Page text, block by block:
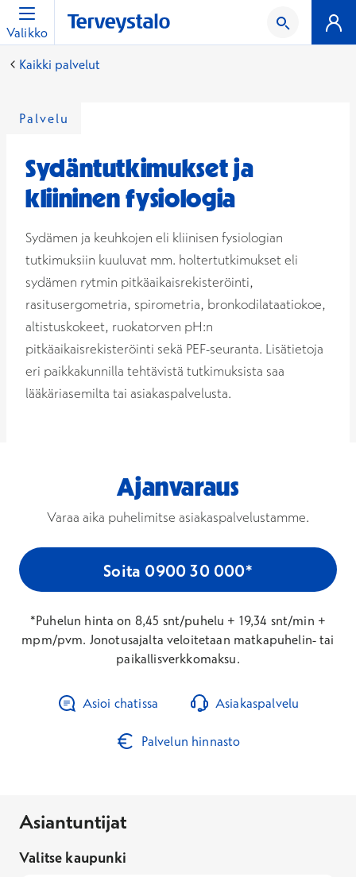
Valikko
Kaikki palvelut
Palvelu
Sydäntutkimukset ja
kliininen fysiologia
Sydämen ja keuhkojen eli kliinisen fysiologian
tutkimuksiin kuuluvat mm. holtertutkimukset eli
sydämen rytmin pitkäaikaisrekisteröinti,
rasitusergometria, spirometria, bronkodilataatiokoe,
altistuskokeet, ruokatorven pH:n
pitkäaikaisrekisteröinti sekä PEF-seuranta. Lisätietoja
eri paikkakunnilla tehtävistä tutkimuksista saa
lääkäriasemilta tai asiakaspalvelusta.
Ajanvaraus
Varaa aika puhelimitse asiakaspalvelustamme.
Soita 0900 30 000*
*Puhelun hinta on 8,45 snt/puhelu + 19,34 snt/min +
mpm/pvm. Jonotusajalta veloitetaan matkapuhelin- tai
paikallisverkkomaksu.
Asioi chatissa Asiakaspalvelu
Palvelun hinnasto
Asiantuntijat
Valitse kaupunki